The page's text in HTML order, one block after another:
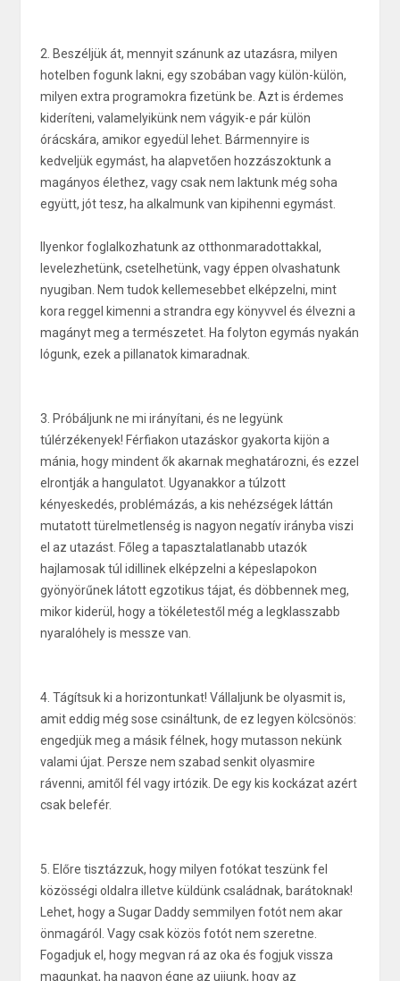
2. Beszéljük át, mennyit szánunk az utazásra, milyen
hotelben fogunk lakni, egy szobában vagy külön-külön,
milyen extra programokra fizetünk be. Azt is érdemes
kideríteni, valamelyikünk nem vágyik-e pár külön
órácskára, amikor egyedül lehet. Bármennyire is
kedveljük egymást, ha alapvetően hozzászoktunk a
magányos élethez, vagy csak nem laktunk még soha
együtt, jót tesz, ha alkalmunk van kipihenni egymást.
Ilyenkor foglalkozhatunk az otthonmaradottakkal,
levelezhetünk, csetelhetünk, vagy éppen olvashatunk
nyugiban. Nem tudok kellemesebbet elképzelni, mint
kora reggel kimenni a strandra egy könyvvel és élvezni a
magányt meg a természetet. Ha folyton egymás nyakán
lógunk, ezek a pillanatok kimaradnak.
3. Próbáljunk ne mi irányítani, és ne legyünk
túlérzékenyek! Férfiakon utazáskor gyakorta kijön a
mánia, hogy mindent ők akarnak meghatározni, és ezzel
elrontják a hangulatot. Ugyanakkor a túlzott
kényeskedés, problémázás, a kis nehézségek láttán
mutatott türelmetlenség is nagyon negatív irányba viszi
el az utazást. Főleg a tapasztalatlanabb utazók
hajlamosak túl idillinek elképzelni a képeslapokon
gyönyörűnek látott egzotikus tájat, és döbbennek meg,
mikor kiderül, hogy a tökéletestől még a legklasszabb
nyaralóhely is messze van.
4. Tágítsuk ki a horizontunkat! Vállaljunk be olyasmit is,
amit eddig még sose csináltunk, de ez legyen kölcsönös:
engedjük meg a másik félnek, hogy mutasson nekünk
valami újat. Persze nem szabad senkit olyasmire
rávenni, amitől fél vagy irtózik. De egy kis kockázat azért
csak belefér.
5. Előre tisztázzuk, hogy milyen fotókat teszünk fel
közösségi oldalra illetve küldünk családnak, barátoknak!
Lehet, hogy a Sugar Daddy semmilyen fotót nem akar
önmagáról. Vagy csak közös fotót nem szeretne.
Fogadjuk el, hogy megvan rá az oka és fogjuk vissza
magunkat, ha nagyon égne az ujjunk, hogy az